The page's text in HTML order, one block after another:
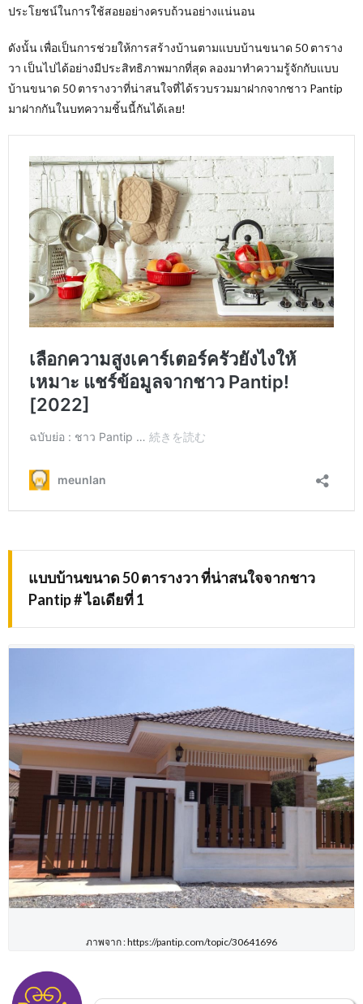
ประโยชน์ในการใช้สอยอย่างครบถ้วนอย่างแน่นอน
ดังนั้น เพื่อเป็นการช่วยให้การสร้างบ้านตามแบบบ้านขนาด 50 ตาราง
วา เป็นไปได้อย่างมีประสิทธิภาพมากที่สุด ลองมาทำความรู้จักกับแบบ
บ้านขนาด 50 ตารางวาที่น่าสนใจที่ได้รวบรวมมาฝากจากชาว Pantip
มาฝากกันในบทความชิ้นนี้กันได้เลย!
แบบบ้านขนาด 50 ตารางวา ที่น่าสนใจจากชาว
Pantip # ไอเดียที่ 1
ภาพจาก : https://pantip.com/topic/30641696